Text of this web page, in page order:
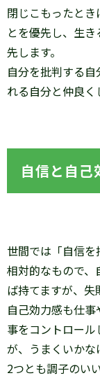
閉じこもったと
とを優先し、生
先します。
自分を批判する
れる自分と仲良く
自信と自己
世間では「自信
相対的なもので
ば持てますが、失
自己効力感も仕
事をコントロー
が、うまくいかな
2つとも調子のい